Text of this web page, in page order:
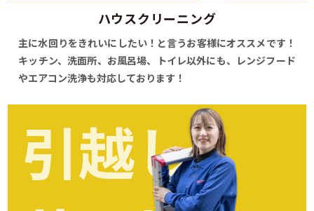
ハウスクリーニング
主に水回りをきれいにしたい！と言うお客様にオススメです！
キッチン、洗面所、お風呂場、トイレ以外にも、レンジフード
やエアコン洗浄も対応しております！
引越し